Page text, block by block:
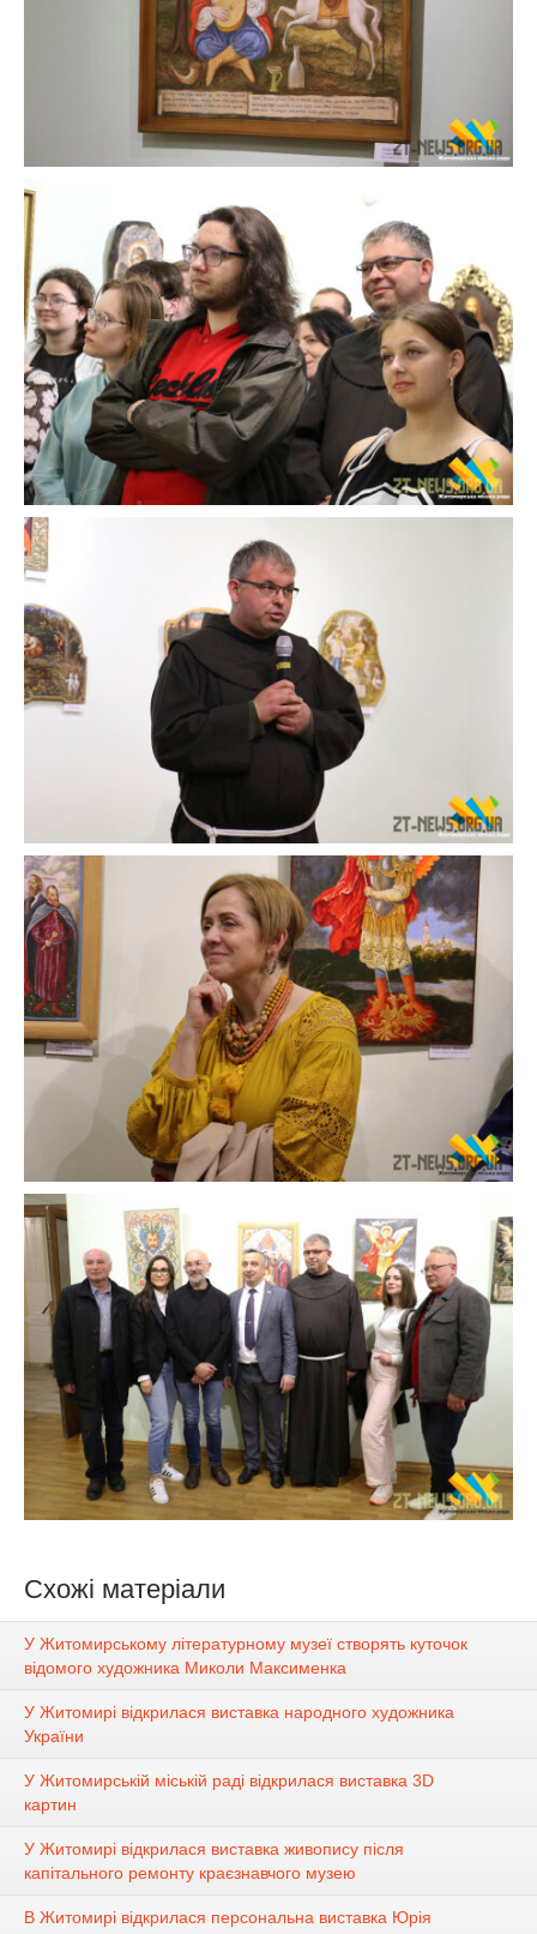
Схожі матеріали
У Житомирському літературному музеї створять куточок
відомого художника Миколи Максименка
У Житомирі відкрилася виставка народного художника
України
У Житомирській міській раді відкрилася виставка 3D
картин
У Житомирі відкрилася виставка живопису після
капітального ремонту краєзнавчого музею
В Житомирі відкрилася персональна виставка Юрія